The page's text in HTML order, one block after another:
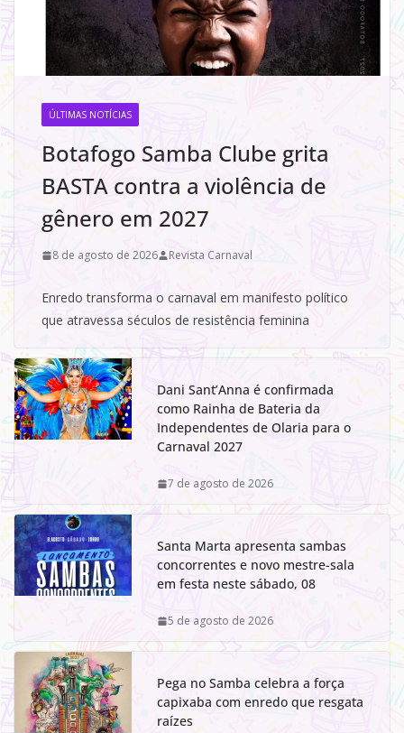
ÚLTIMAS NOTÍCIAS
Botafogo Samba Clube grita
BASTA contra a violência de
gênero em 2027
8 de agosto de 2026 Revista Carnaval
Enredo transforma o carnaval em manifesto político
que atravessa séculos de resistência feminina
Dani Sant’Anna é confirmada
como Rainha de Bateria da
Independentes de Olaria para o
Carnaval 2027
7 de agosto de 2026
Santa Marta apresenta sambas
concorrentes e novo mestre-sala
em festa neste sábado, 08
5 de agosto de 2026
Pega no Samba celebra a força
capixaba com enredo que resgata
raízes